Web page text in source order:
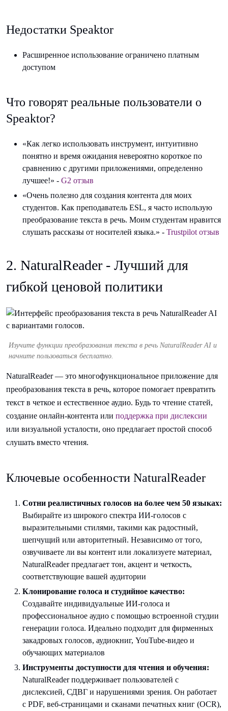
Недостатки Speaktor
Расширенное использование ограничено платным
доступом
Что говорят реальные пользователи о
Speaktor?
«Как легко использовать инструмент, интуитивно
понятно и время ожидания невероятно короткое по
сравнению с другими приложениями, определенно
лучшее!» - G2 отзыв
«Очень полезно для создания контента для моих
студентов. Как преподаватель ESL, я часто использую
преобразование текста в речь. Моим студентам нравится
слушать рассказы от носителей языка.» - Trustpilot отзыв
2. NaturalReader - Лучший для
гибкой ценовой политики
Изучите функции преобразования текста в речь NaturalReader AI и
начните пользоваться бесплатно.
NaturalReader — это многофункциональное приложение для
преобразования текста в речь, которое помогает превратить
текст в четкое и естественное аудио. Будь то чтение статей,
создание онлайн-контента или поддержка при дислексии
или визуальной усталости, оно предлагает простой способ
слушать вместо чтения.
Ключевые особенности NaturalReader
Сотни реалистичных голосов на более чем 50 языках:
Выбирайте из широкого спектра ИИ-голосов с
выразительными стилями, такими как радостный,
шепчущий или авторитетный. Независимо от того,
озвучиваете ли вы контент или локализуете материал,
NaturalReader предлагает тон, акцент и четкость,
соответствующие вашей аудитории
Клонирование голоса и студийное качество:
Создавайте индивидуальные ИИ-голоса и
профессиональное аудио с помощью встроенной студии
генерации голоса. Идеально подходит для фирменных
закадровых голосов, аудиокниг, YouTube-видео и
обучающих материалов
Инструменты доступности для чтения и обучения:
NaturalReader поддерживает пользователей с
дислексией, СДВГ и нарушениями зрения. Он работает
с PDF, веб-страницами и сканами печатных книг (OCR),